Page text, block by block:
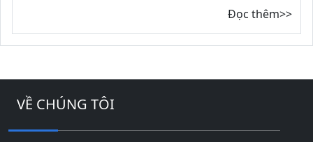
Đọc thêm>>
VỀ CHÚNG TÔI